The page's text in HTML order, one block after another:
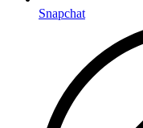
Snapchat